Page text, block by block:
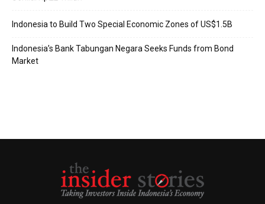
Indonesia to Build Two Special Economic Zones of US$1.5B
Indonesia’s Bank Tabungan Negara Seeks Funds from Bond
Market